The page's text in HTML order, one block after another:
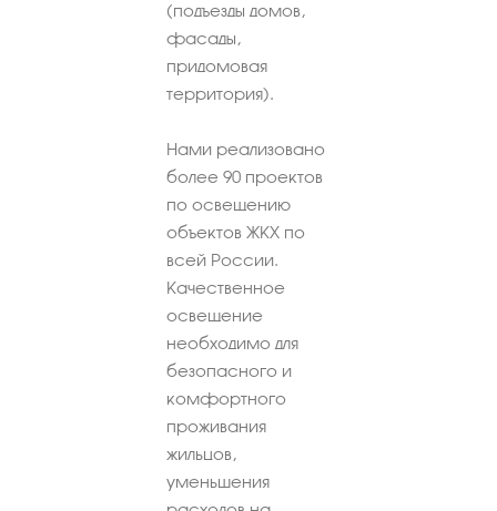
(подъезды домов,
фасады,
придомовая
территория).
Нами реализовано
более 90 проектов
по освещению
объектов ЖКХ по
всей России.
Качественное
освещение
необходимо для
безопасного и
комфортного
проживания
жильцов,
уменьшения